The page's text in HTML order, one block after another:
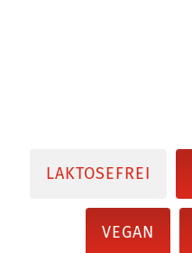
LAKTOSEFREI
VEGAN